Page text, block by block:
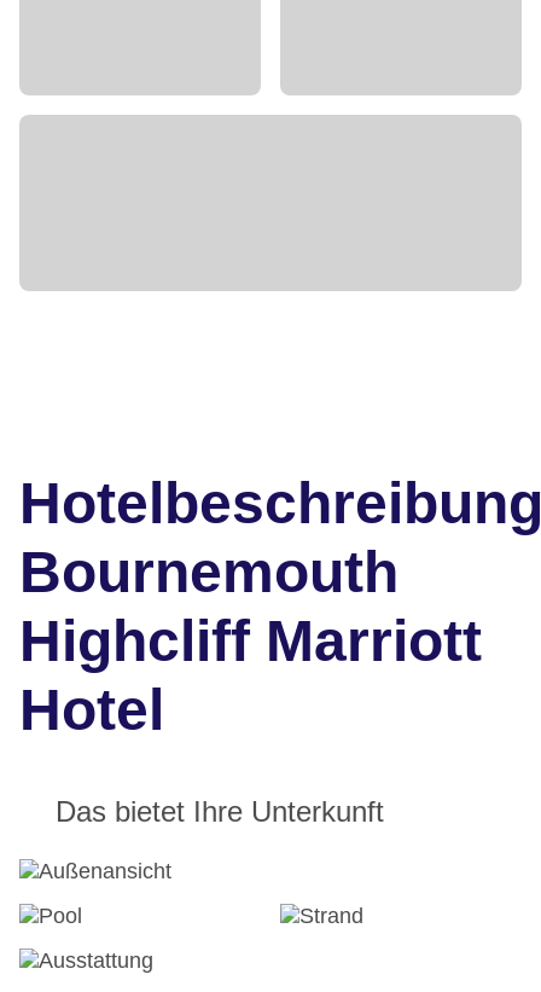
Bournemouth
Highcliff Marriott
Hotel
Das bietet Ihre Unterkunft